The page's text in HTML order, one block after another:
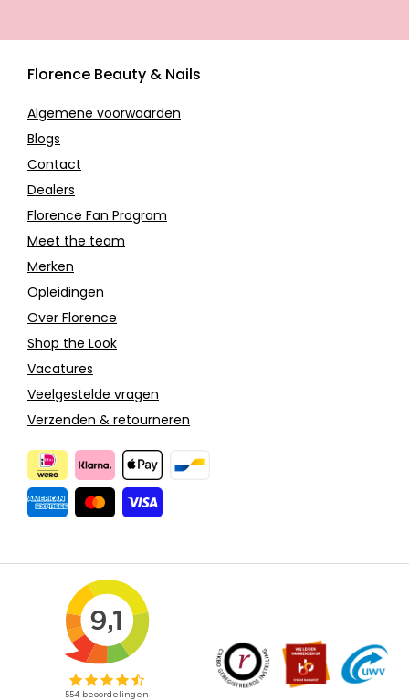
Florence Beauty & Nails
Algemene voorwaarden
Blogs
Contact
Dealers
Florence Fan Program
Meet the team
Merken
Opleidingen
Over Florence
Shop the Look
Vacatures
Veelgestelde vragen
Verzenden & retourneren